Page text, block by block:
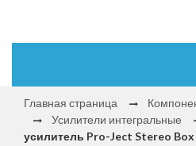
Главная страница
Усилители интегральные
усилитель Pro-Ject Stereo Box